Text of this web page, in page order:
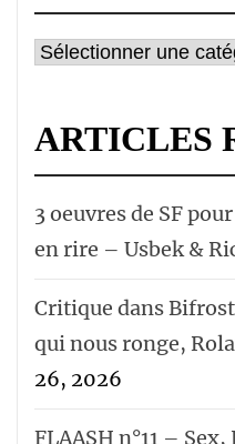
Sommaire
ARTICLES
3 oeuvres de SF
en rire – Usbek &
Critique dans
qui nous ronge,
26, 2026
FLAASH n°11 –